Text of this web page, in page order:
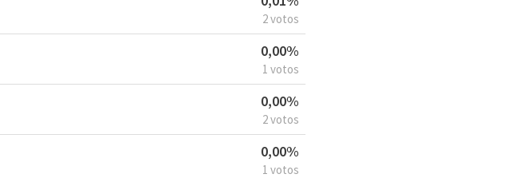
2 votos
0,00%
1 votos
0,00%
2 votos
0,00%
1 votos